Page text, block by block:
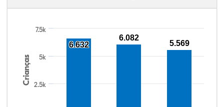
Crianças 2.5k
5k
7.5k
6.632
6.082
5.569